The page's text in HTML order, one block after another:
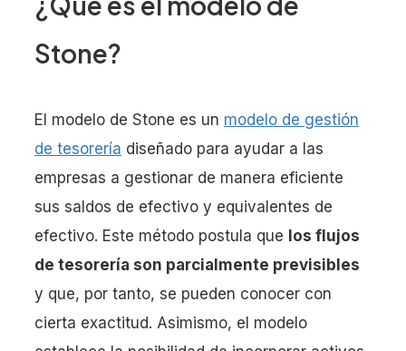
Stone?
El modelo de Stone es un modelo de gestión
de tesorería diseñado para ayudar a las
empresas a gestionar de manera eficiente
sus saldos de efectivo y equivalentes de
efectivo. Este método postula que los flujos
de tesorería son parcialmente previsibles
y que, por tanto, se pueden conocer con
cierta exactitud. Asimismo, el modelo